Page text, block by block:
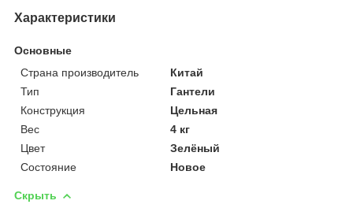
Характеристики
Основные
Страна производитель
Китай
Тип
Гантели
Конструкция
Цельная
Вес
4 кг
Цвет
Зелёный
Состояние
Новое
Скрыть